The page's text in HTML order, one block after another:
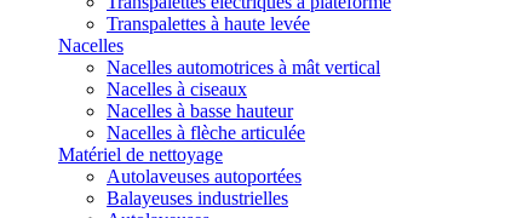
Transpalettes à haute levée
Nacelles
Nacelles automotrices à mât vertical
Nacelles à ciseaux
Nacelles à basse hauteur
Nacelles à flèche articulée
Matériel de nettoyage
Autolaveuses autoportées
Balayeuses industrielles